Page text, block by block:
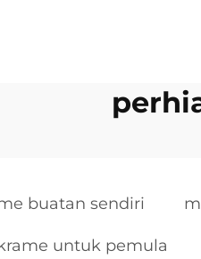
buatan sendiri
untuk pemula